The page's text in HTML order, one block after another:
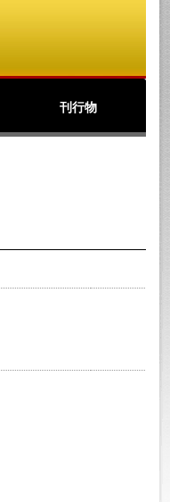
刊行物
公文書館ニュース
アーカイブズ
北の丸
パンフレット(PDF)